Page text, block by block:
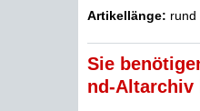
Artikellänge: rund
Sie
nd-Altarchiv